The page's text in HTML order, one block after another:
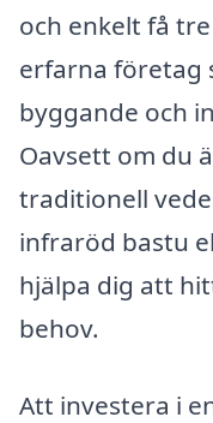
och enkelt få
erfarna företag
byggande och
Oavsett om du
traditionell
infraröd bastu
hjälpa dig att
behov.
Att investera i